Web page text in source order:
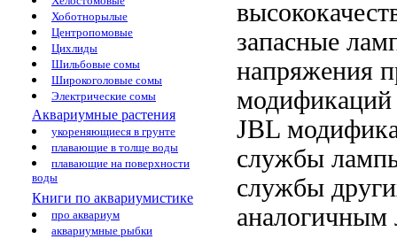
Хоботнорылые
Центропомовые
Цихлиды
Шильбовые сомы
Широкоголовые сомы
Электрические сомы
Аквариумные растения
укореняющиеся в грунте
плавающие в толще воды
плавающие на поверхности
воды
Книги по аквариумистике
про аквариум
аквариумные рыбки
запасные
напряжения
JBL
службы
службы
аналогичным